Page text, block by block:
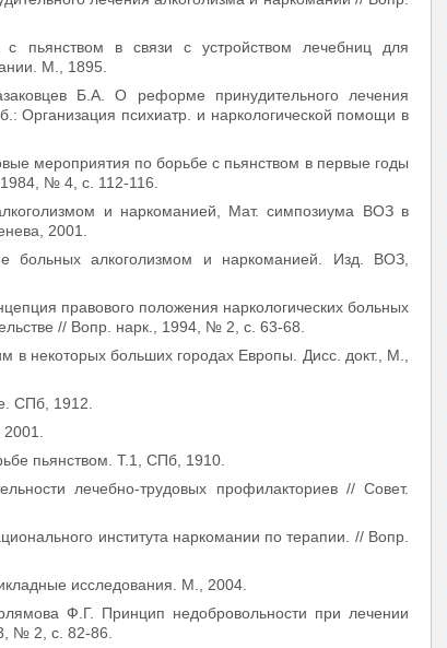
пьянством в связи с устройством лечебниц для
М., 1895.
Б.А. О реформе принудительного лечения
Организация психиатр. и наркологической помощи в
мероприятия по борьбе с пьянством в первые годы
1984, № 4, с. 112-116.
и наркоманией, Мат. симпозиума ВОЗ в
2001.
больных алкоголизмом и наркоманией. Изд. ВОЗ,
правового положения наркологических больных
// Вопр. нарк., 1994, № 2, с. 63-68.
в некоторых больших городах Европы. Дисс. докт., М.,
СПб, 1912.
пьянством. Т.1, СПб, 1910.
лечебно-трудовых профилакториев // Совет.
института наркомании по терапии. // Вопр.
исследования. М., 2004.
Ф.Г. Принцип недобровольности при лечении
№ 2, с. 82-86.